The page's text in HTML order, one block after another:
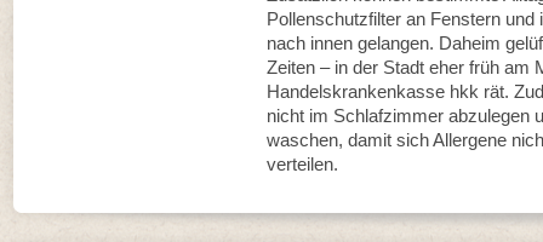
Pollenschutzfilter an Fenstern
nach innen gelangen. Daheim
Zeiten – in der Stadt eher früh am
Handelskrankenkasse hkk rät.
nicht im Schlafzimmer abzulegen
waschen, damit sich Allergene
verteilen.